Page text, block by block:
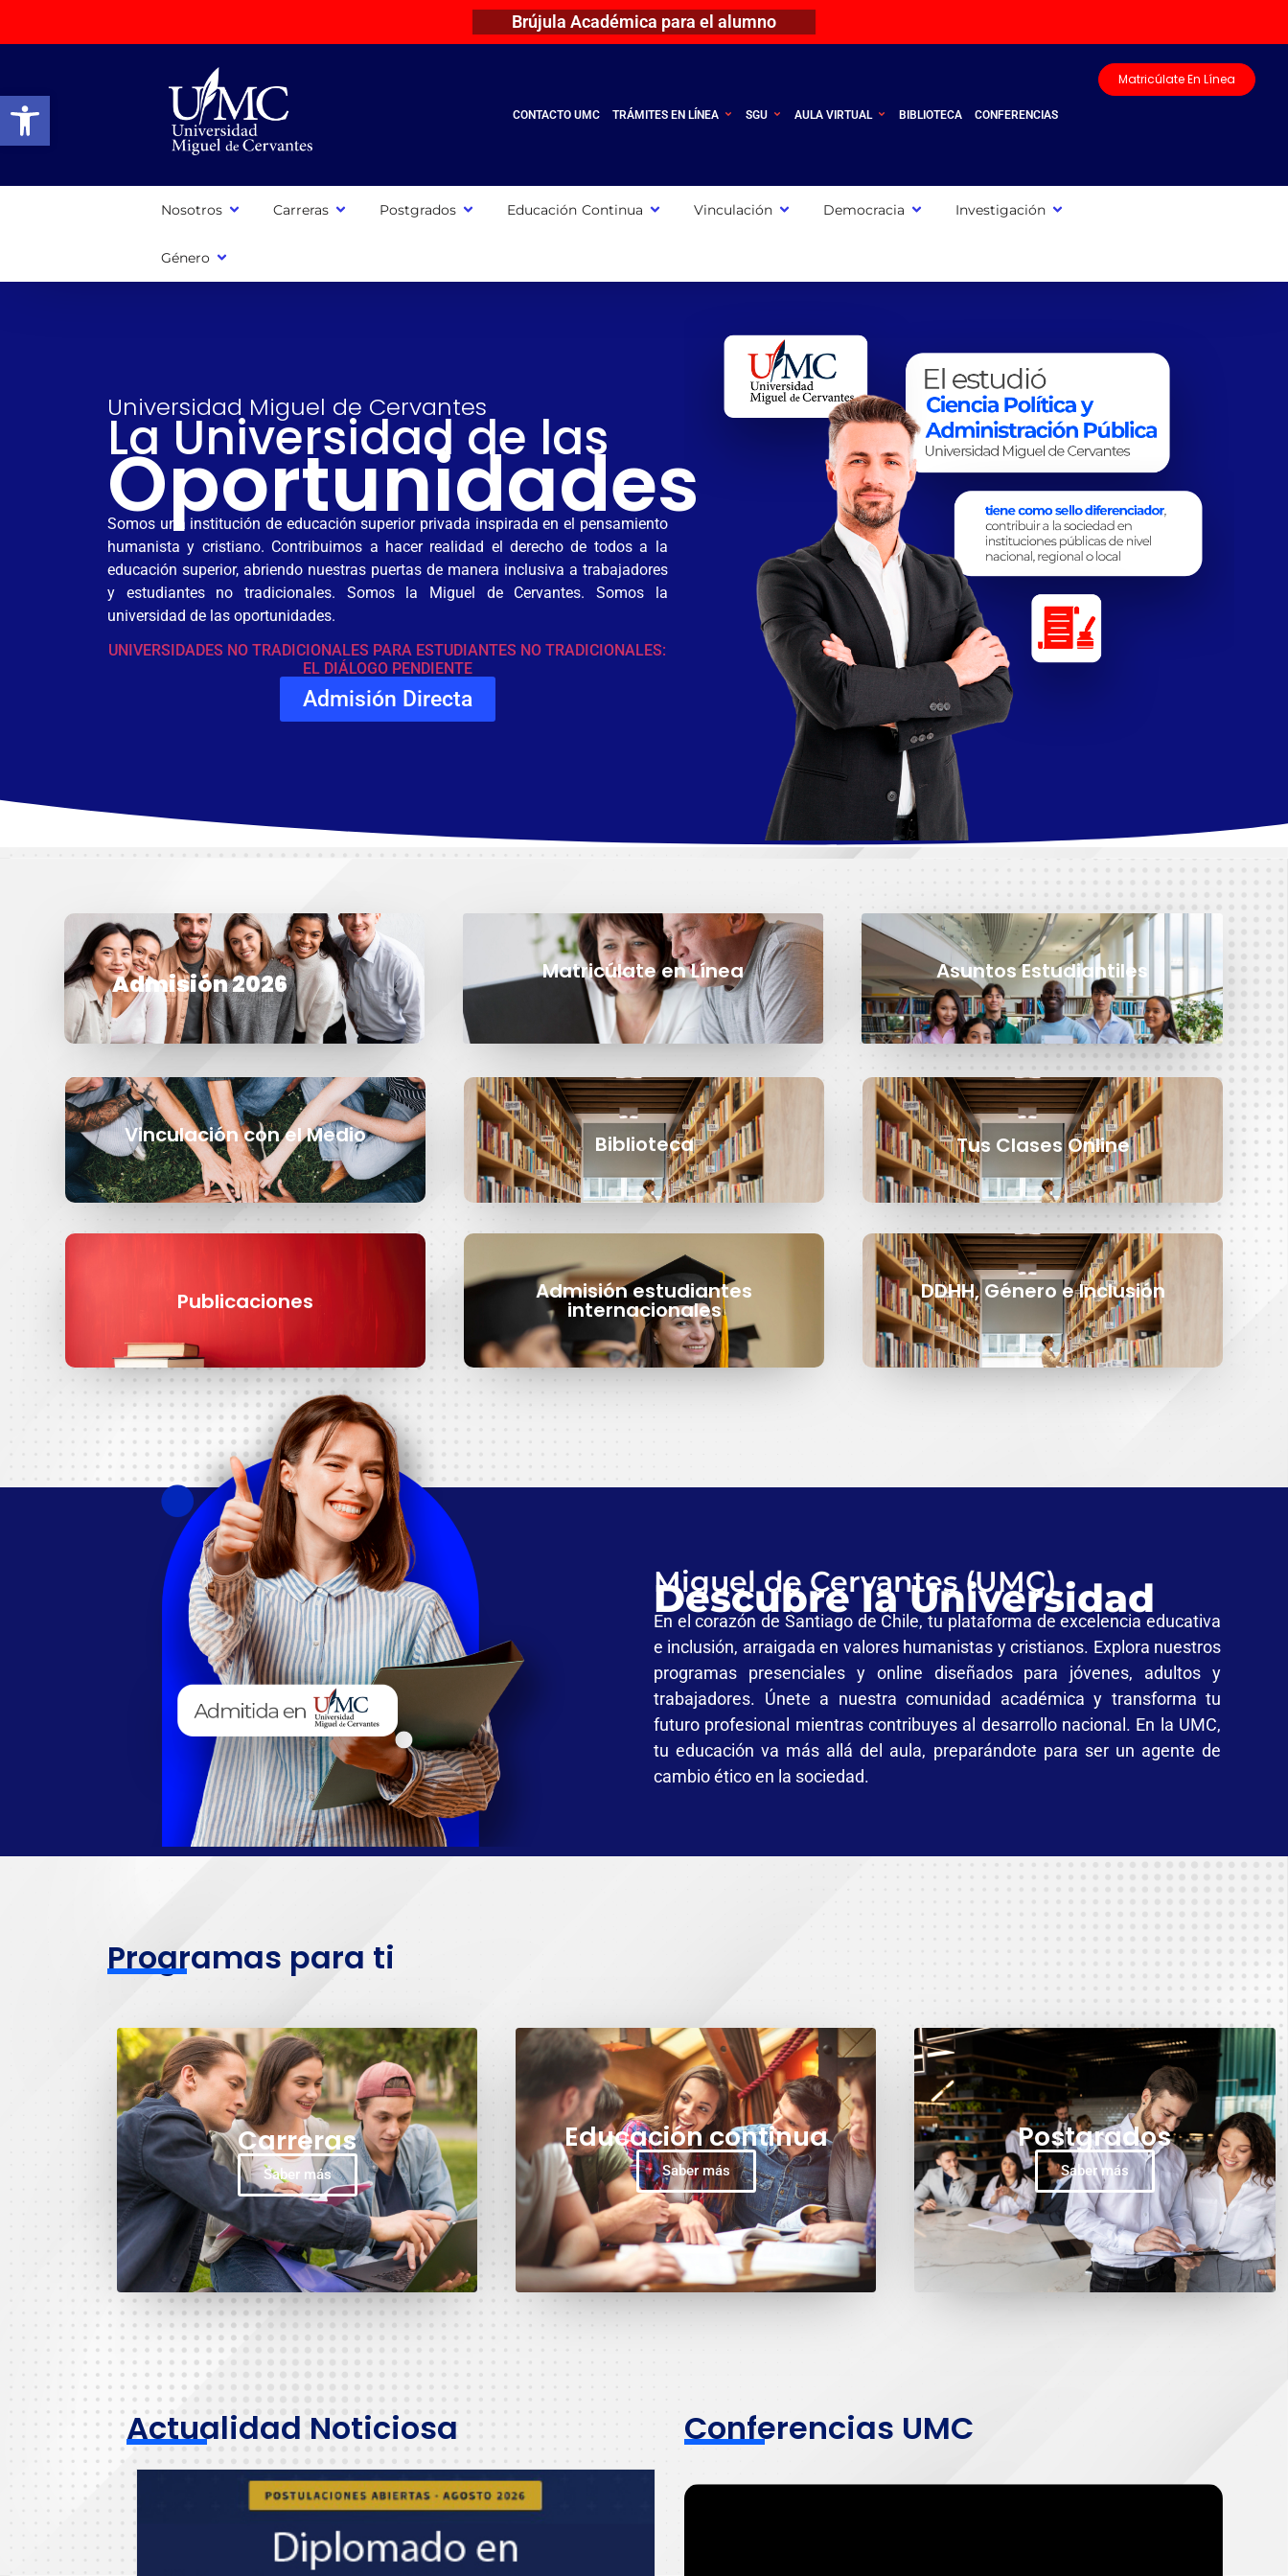
Abrir barra de herramientas
Brújula Académica para el alumno
CONTACTO UMC TRÁMITES EN LÍNEA SGU AULA VIRTUAL BIBLIOTECA CONFERENCIAS
Matricúlate En Línea
Nosotros Carreras Postgrados Educación Continua Vinculación Democracia Investigación
Género
Universidad Miguel de Cervantes
La Universidad de las
Oportunidades
Somos una institución de educación superior privada inspirada en el pensamiento
humanista y cristiano. Contribuimos a hacer realidad el derecho de todos a la
educación superior, abriendo nuestras puertas de manera inclusiva a trabajadores
y estudiantes no tradicionales. Somos la Miguel de Cervantes. Somos la
universidad de las oportunidades.
UNIVERSIDADES NO TRADICIONALES PARA ESTUDIANTES NO TRADICIONALES:
EL DIÁLOGO PENDIENTE
Admisión Directa
Admisión 2026 Matricúlate en Línea Asuntos Estudiantiles
Vinculación con el Medio Biblioteca Tus Clases Online
Publicaciones Admisión estudiantes
internacionales
DDHH, Género e Inclusión
Miguel de Cervantes (UMC)
Descubre la Universidad
En el corazón de Santiago de Chile, tu plataforma de excelencia educativa
e inclusión, arraigada en valores humanistas y cristianos. Explora nuestros
programas presenciales y online diseñados para jóvenes, adultos y
trabajadores. Únete a nuestra comunidad académica y transforma tu
futuro profesional mientras contribuyes al desarrollo nacional. En la UMC,
tu educación va más allá del aula, preparándote para ser un agente de
cambio ético en la sociedad.
Programas para ti
Carreras
Saber más
Educación continua
Saber más
Postgrados
Saber más
Actualidad Noticiosa Conferencias UMC